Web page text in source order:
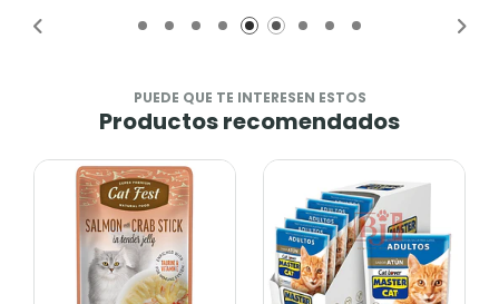
PUEDE QUE TE INTERESEN ESTOS
Productos recomendados